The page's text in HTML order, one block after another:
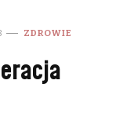
ZDROWIE